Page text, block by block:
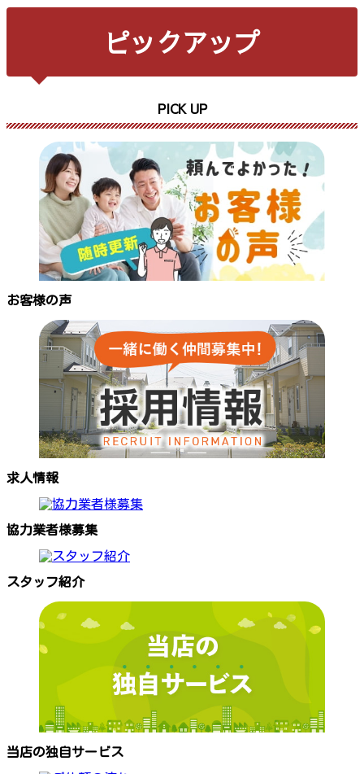
ピックアップ
PICK UP
お客様の声
求人情報
協力業者様募集
スタッフ紹介
当店の独自サービス